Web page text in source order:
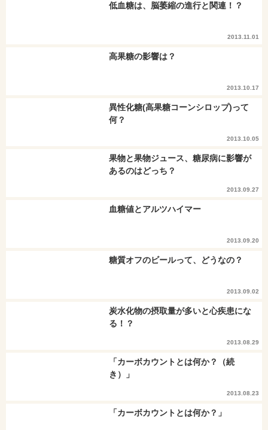
低血糖は、脳萎縮の進行と関連！？
2013.11.01
高果糖の影響は？
2013.10.17
異性化糖(高果糖コーンシロップ)って
何？
2013.10.05
果物と果物ジュース、糖尿病に影響が
あるのはどっち？
2013.09.27
血糖値とアルツハイマー
2013.09.20
糖質オフのビールって、どうなの？
2013.09.02
炭水化物の摂取量が多いと心疾患にな
る！？
2013.08.29
「カーボカウントとは何か？（続
き）」
2013.08.23
「カーボカウントとは何か？」